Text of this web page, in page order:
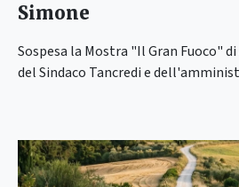
Simone
Sospesa la Mostra "Il Gran Fuoco"
del Sindaco Tancredi e